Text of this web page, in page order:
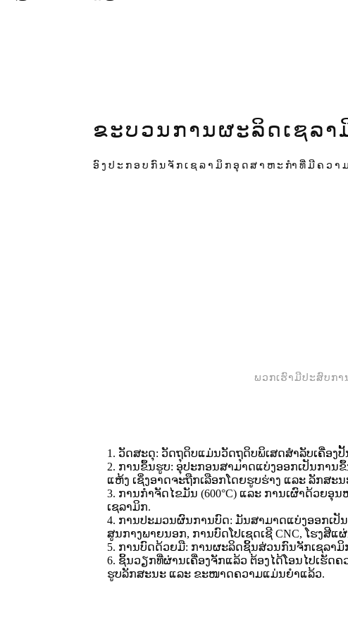
ຂະບວນການຜະລິດເຊລ
ອົງປະກອບກົນຈັກເຊລາມິກອຸດສາຫະກຳທີ່ມີຄວ
ພວກເຮົາມີປະສົບກາ
1. ວັດສະດຸ: ວັດຖຸດິບແມ່ນວັດຖຸດິບພິເສດສຳລັບເຄື່ອງ
2. ການຂຶ້ນຮູບ: ອຸປະກອນສາມາດແບ່ງອອກເປັນການ
ແຫ້ງ ເຊິ່ງອາດຈະຖືກເລືອກໂດຍຮູບຮ່າງ ແລະ ລັກສະ
3. ການກຳຈັດໄຂມັນ (600°C) ແລະ ການເຜົາດ້ວຍອຸ
ເຊລາມິກ.
4. ການປະມວນຜົນການບົດ: ມັນສາມາດແບ່ງອອກເປັ
ສູນກາງພາຍນອກ, ການບົດໂປເຊດເຊີ CNC, ໂຮງສີ
5. ການບົດດ້ວຍມື: ການຜະລິດຊິ້ນສ່ວນກົນຈັກເຊລາ
6. ຊິ້ນວຽກທີ່ຜ່ານເຄື່ອງຈັກແລ້ວ ຕ້ອງໄດ້ໂອນໄປເຮັ
ຮູບລັກສະນະ ແລະ ຂະໜາດຄວາມແມ່ນຍຳແລ້ວ.